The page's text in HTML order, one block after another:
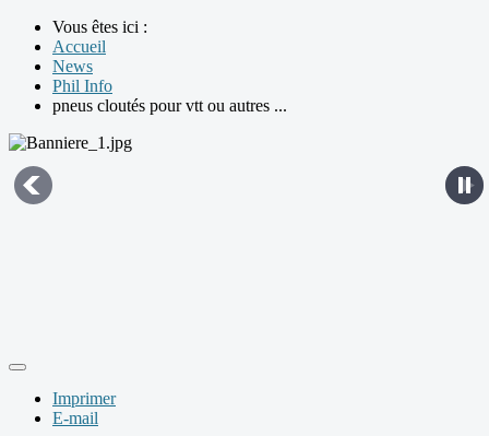
Vous êtes ici :
Accueil
News
Phil Info
pneus cloutés pour vtt ou autres ...
Imprimer
E-mail